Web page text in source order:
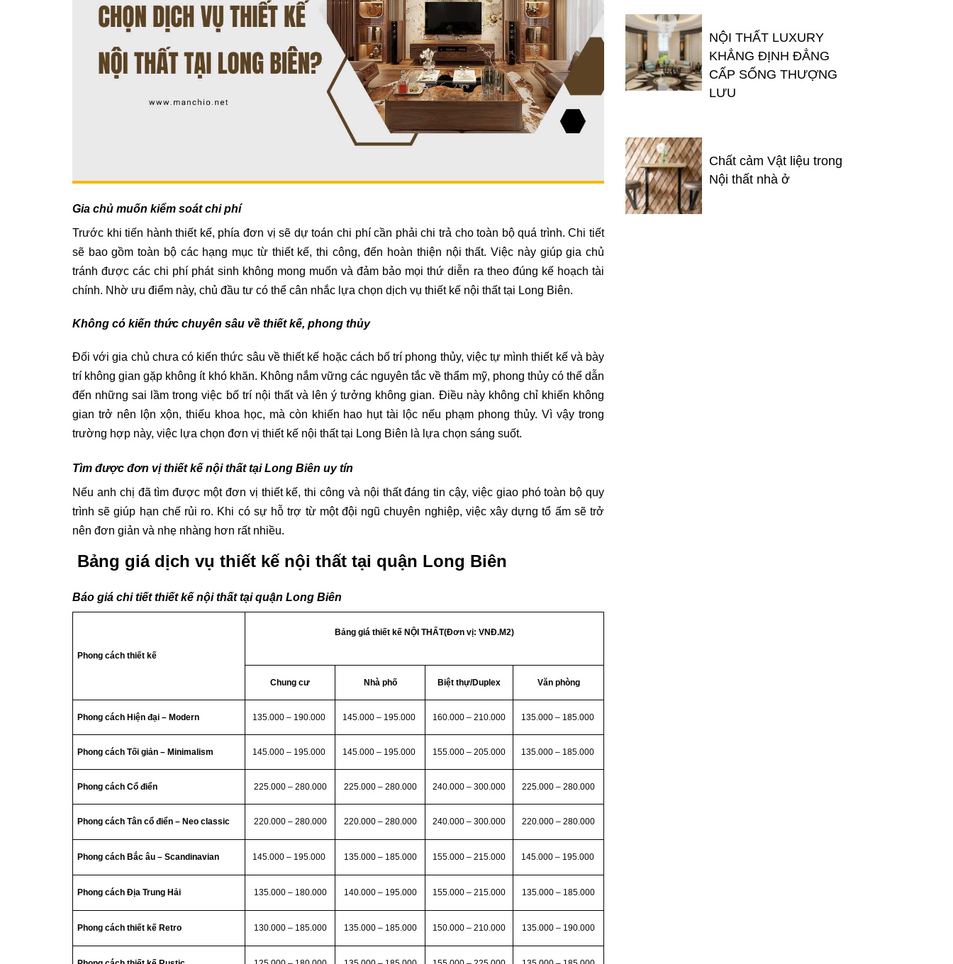
Gia chủ muốn kiểm soát chi phí
Trước khi tiến hành thiết kế, phía đơn vị sẽ dự toán chi phí cần phải chi trả cho toàn bộ quá trình. Chi tiết
sẽ bao gồm toàn bộ các hạng mục từ thiết kế, thi công, đến hoàn thiện nội thất. Việc này giúp gia chủ
tránh được các chi phí phát sinh không mong muốn và đảm bảo mọi thứ diễn ra theo đúng kế hoạch tài
chính. Nhờ ưu điểm này, chủ đầu tư có thể cân nhắc lựa chọn dịch vụ thiết kế nội thất tại Long Biên.
Không có kiến thức chuyên sâu về thiết kế, phong thủy
Đối với gia chủ chưa có kiến thức sâu về thiết kế hoặc cách bố trí phong thủy, việc tự mình thiết kế và bày
trí không gian gặp không ít khó khăn. Không nắm vững các nguyên tắc về thẩm mỹ, phong thủy có thể dẫn
đến những sai lầm trong việc bố trí nội thất và lên ý tưởng không gian. Điều này không chỉ khiến không
gian trở nên lộn xộn, thiếu khoa học, mà còn khiến hao hụt tài lộc nếu phạm phong thủy. Vì vậy trong
trường hợp này, việc lựa chọn đơn vị thiết kế nội thất tại Long Biên là lựa chọn sáng suốt.
Tìm được đơn vị thiết kế nội thất tại Long Biên uy tín
Nếu anh chị đã tìm được một đơn vị thiết kế, thi công và nội thất đáng tin cậy, việc giao phó toàn bộ quy
trình sẽ giúp hạn chế rủi ro. Khi có sự hỗ trợ từ một đội ngũ chuyên nghiệp, việc xây dựng tổ ấm sẽ trở
nên đơn giản và nhẹ nhàng hơn rất nhiều.
Bảng giá dịch vụ thiết kế nội thất tại quận Long Biên
Báo giá chi tiết thiết kế nội thất tại quận Long Biên
Phong cách thiết kế
Bảng giá thiết kế NỘI THẤT(Đơn vị: VNĐ.M2)
Chung cư Nhà phố Biệt thự/Duplex Văn phòng
Phong cách Hiện đại – Modern 135.000 – 190.000 145.000 – 195.000 160.000 – 210.000 135.000 – 185.000
Phong cách Tối giản – Minimalism 145.000 – 195.000 145.000 – 195.000 155.000 – 205.000 135.000 – 185.000
Phong cách Cổ điển 225.000 – 280.000 225.000 – 280.000 240.000 – 300.000 225.000 – 280.000
Phong cách Tân cổ điển – Neo classic 220.000 – 280.000 220.000 – 280.000 240.000 – 300.000 220.000 – 280.000
Phong cách Bắc âu – Scandinavian 145.000 – 195.000 135.000 – 185.000 155.000 – 215.000 145.000 – 195.000
Phong cách Địa Trung Hải 135.000 – 180.000 140.000 – 195.000 155.000 – 215.000 135.000 – 185.000
Phong cách thiết kế Retro 130.000 – 185.000 135.000 – 185.000 150.000 – 210.000 135.000 – 190.000
NỘI THẤT LUXURY
KHẲNG ĐỊNH ĐẲNG
CẤP SỐNG THƯỢNG
LƯU
Chất cảm Vật liệu trong
Nội thất nhà ở